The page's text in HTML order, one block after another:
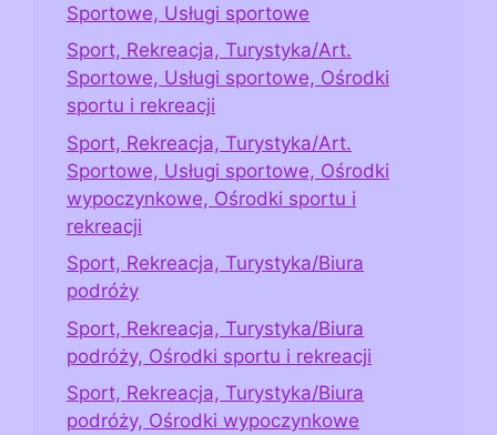
Sportowe, Usługi sportowe
Sport, Rekreacja, Turystyka/Art.
Sportowe, Usługi sportowe, Ośrodki
sportu i rekreacji
Sport, Rekreacja, Turystyka/Art.
Sportowe, Usługi sportowe, Ośrodki
wypoczynkowe, Ośrodki sportu i
rekreacji
Sport, Rekreacja, Turystyka/Biura
podróży
Sport, Rekreacja, Turystyka/Biura
podróży, Ośrodki sportu i rekreacji
Sport, Rekreacja, Turystyka/Biura
podróży, Ośrodki wypoczynkowe